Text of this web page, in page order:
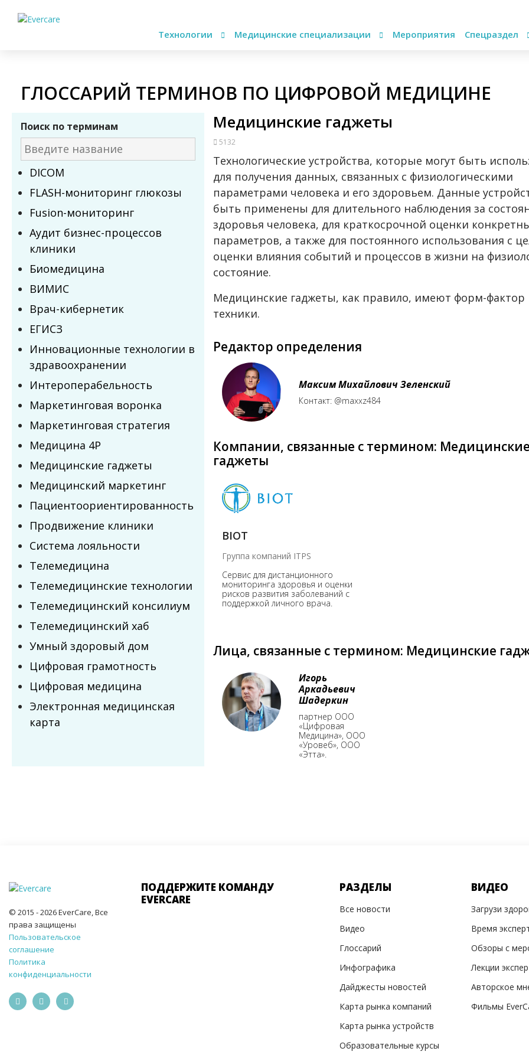
Технологии Медицинские специализации Мероприятия Спецраздел
ГЛОССАРИЙ ТЕРМИНОВ ПО ЦИФРОВОЙ МЕДИЦИНЕ
Поиск по терминам
DICOM
FLASH-мониторинг глюкозы
Fusion-мониторинг
Аудит бизнес-процессов
клиники
Биомедицина
ВИМИС
Врач-кибернетик
ЕГИСЗ
Инновационные технологии в
здравоохранении
Интероперабельность
Маркетинговая воронка
Маркетинговая стратегия
Медицина 4P
Медицинские гаджеты
Медицинский маркетинг
Пациентоориентированность
Продвижение клиники
Система лояльности
Телемедицина
Телемедицинские технологии
Телемедицинский консилиум
Телемедицинский хаб
Умный здоровый дом
Цифровая грамотность
Цифровая медицина
Электронная медицинская
карта
Медицинские гаджеты
5132
Технологические устройства, которые могут быть
для получения данных, связанных с физиологическими
параметрами человека и его здоровьем. Данные
быть применены для длительного наблюдения за
здоровья человека, для краткосрочной оценки
параметров, а также для постоянного использования с
оценки влияния событий и процессов в жизни на
состояние.
Медицинские гаджеты, как правило, имеют форм-
техники.
Редактор определения
Максим Михайлович Зеленский
Контакт: @maxxz484
Компании, связанные с термином:
гаджеты
BIOT
Группа компаний ITPS
Cервис для дистанционного
мониторинга здоровья и оценки
рисков развития заболеваний с
поддержкой личного врача.
Лица, связанные с термином: Медицинские
Игорь
Аркадьевич
Шадеркин
партнер ООО
«Цифровая
Медицина», ООО
«Уровеб», ООО
«Этта».
© 2015 - 2026 EverCare, Все
права защищены
Пользовательское
соглашение
Политика
конфиденциальности
ПОДДЕРЖИТЕ КОМАНДУ
EVERCARE
РАЗДЕЛЫ
Все новости
Видео
Глоссарий
Инфографика
Дайджесты новостей
Карта рынка компаний
Карта рынка устройств
Образовательные курсы
ВИДЕО
Загрузи
Время
Обзоры с
Лекции
Авторское
Фильмы